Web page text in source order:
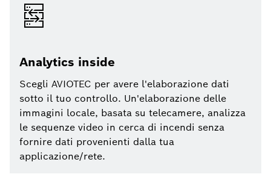
Analytics inside
Scegli AVIOTEC per avere l'elaborazione dati
sotto il tuo controllo. Un'elaborazione delle
immagini locale, basata su telecamere, analizza
le sequenze video in cerca di incendi senza
fornire dati provenienti dalla tua
applicazione/rete.